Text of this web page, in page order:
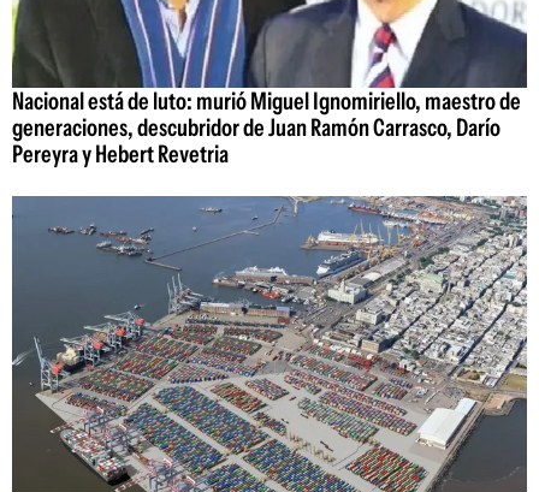
Nacional está de luto: murió Miguel Ignomiriello, maestro de
generaciones, descubridor de Juan Ramón Carrasco, Darío
Pereyra y Hebert Revetria